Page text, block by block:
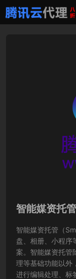
智能媒资托
智能媒资托管（
盘、相册、小程序
案。智能媒资托管
理等基础功能以外
进行编辑处理、标